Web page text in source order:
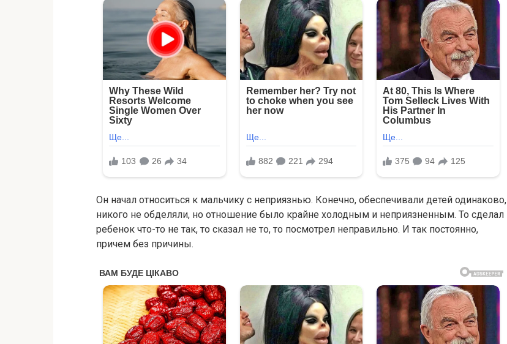
Он начал относиться к мальчику с неприязнью. Конечно, обеспечивали детей одинаково,
никого не обделяли, но отношение было крайне холодным и неприязненным. То сделал
ребенок что-то не так, то сказал не то, то посмотрел неправильно. И так постоянно,
причем без причины.